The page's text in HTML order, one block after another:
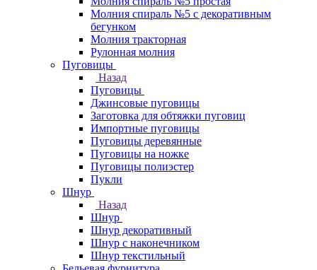
Молния спираль №5 с декоративным
бегунком
Молния тракторная
Рулонная молния
Пуговицы
Назад
Пуговицы
Джинсовые пуговицы
Заготовка для обтяжки пуговиц
Импортные пуговицы
Пуговицы деревянные
Пуговицы на ножке
Пуговицы полиэстер
Пукли
Шнур
Назад
Шнур
Шнур декоративный
Шнур с наконечником
Шнур текстильный